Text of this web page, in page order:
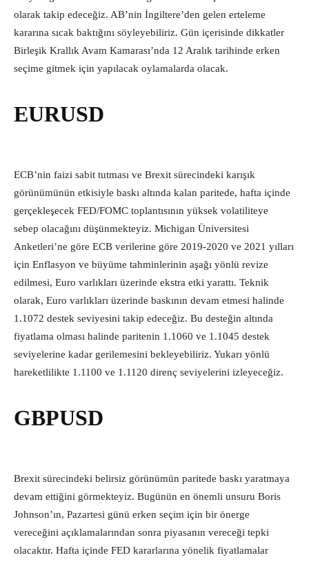
olarak takip edeceğiz. AB’nin İngiltere’den gelen erteleme
kararına sıcak baktığını söyleyebiliriz. Gün içerisinde dikkatler
Birleşik Krallık Avam Kamarası’nda 12 Aralık tarihinde erken
seçime gitmek için yapılacak oylamalarda olacak.
EURUSD
ECB’nin faizi sabit tutması ve Brexit sürecindeki karışık
görünümünün etkisiyle baskı altında kalan paritede, hafta içinde
gerçekleşecek FED/FOMC toplantısının yüksek volatiliteye
sebep olacağını düşünmekteyiz. Michigan Üniversitesi
Anketleri’ne göre ECB verilerine göre 2019-2020 ve 2021 yılları
için Enflasyon ve büyüme tahminlerinin aşağı yönlü revize
edilmesi, Euro varlıkları üzerinde ekstra etki yarattı. Teknik
olarak, Euro varlıkları üzerinde baskının devam etmesi halinde
1.1072 destek seviyesini takip edeceğiz. Bu desteğin altında
fiyatlama olması halinde paritenin 1.1060 ve 1.1045 destek
seviyelerine kadar gerilemesini bekleyebiliriz. Yukarı yönlü
hareketlilikte 1.1100 ve 1.1120 direnç seviyelerini izleyeceğiz.
GBPUSD
Brexit sürecindeki belirsiz görünümün paritede baskı yaratmaya
devam ettiğini görmekteyiz. Bugünün en önemli unsuru Boris
Johnson’ın, Pazartesi günü erken seçim için bir önerge
vereceğini açıklamalarından sonra piyasanın vereceği tepki
olacaktır. Hafta içinde FED kararlarına yönelik fiyatlamalar